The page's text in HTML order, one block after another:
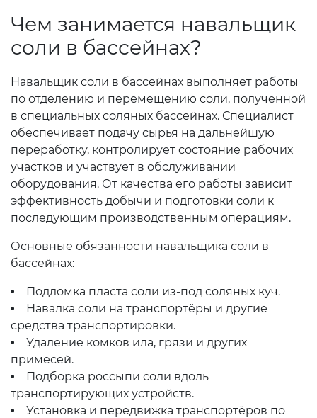
Чем занимается навальщик
соли в бассейнах?
Навальщик соли в бассейнах выполняет работы
по отделению и перемещению соли, полученной
в специальных соляных бассейнах. Специалист
обеспечивает подачу сырья на дальнейшую
переработку, контролирует состояние рабочих
участков и участвует в обслуживании
оборудования. От качества его работы зависит
эффективность добычи и подготовки соли к
последующим производственным операциям.
Основные обязанности навальщика соли в
бассейнах:
Подломка пласта соли из-под соляных куч.
Навалка соли на транспортёры и другие
средства транспортировки.
Удаление комков ила, грязи и других
примесей.
Подборка россыпи соли вдоль
транспортирующих устройств.
Установка и передвижка транспортёров по